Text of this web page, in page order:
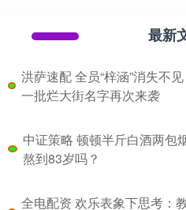
最新
洪萨速配 全员“梓涵”消失不
一批烂大街名字再次来袭
中证策略 顿顿半斤白酒两包
熬到83岁吗？
全电配资 欢乐表象下思考：